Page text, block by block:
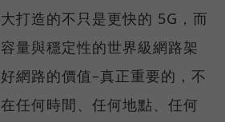
打造的不只是更快的 5G，而
量與穩定性的世界級網路架
網路的價值–真正重要的，不
任何時間、任何地點、任何